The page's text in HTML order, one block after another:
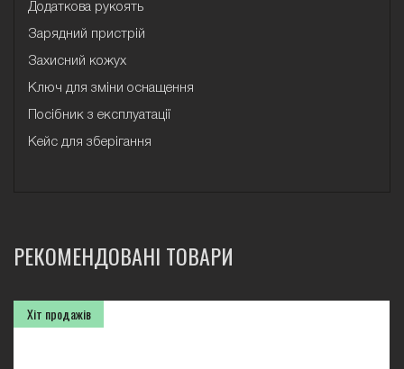
Додаткова рукоять
Зарядний пристрій
Захисний кожух
Ключ для зміни оснащення
Посібник з експлуатації
Кейс для зберігання
РЕКОМЕНДОВАНІ ТОВАРИ
Хіт продажів